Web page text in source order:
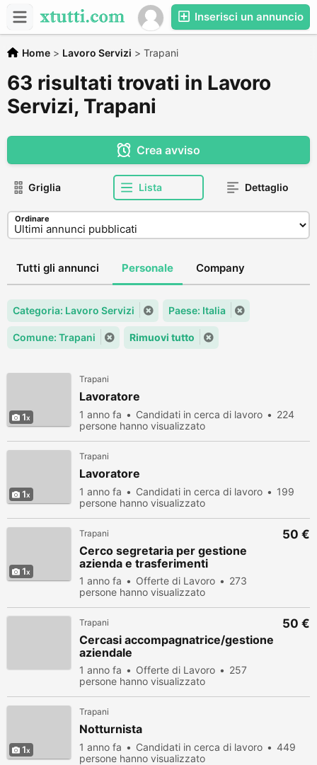
Inserisci un annuncio
Home > Lavoro Servizi > Trapani
63 risultati trovati in Lavoro
Servizi, Trapani
Crea avviso
Griglia Lista Dettaglio
Ordinare
Tutti gli annunci Personale Company
Categoria: Lavoro Servizi Paese: Italia
Comune: Trapani Rimuovi tutto
1
Trapani
Lavoratore
1 anno fa Candidati in cerca di lavoro
224
persone hanno visualizzato
1
Trapani
Lavoratore
1 anno fa Candidati in cerca di lavoro
199
persone hanno visualizzato
1
Trapani
Cerco segretaria per gestione
azienda e trasferimenti
1 anno fa Offerte di Lavoro
273
persone hanno visualizzato
50 €
Trapani
Cercasi accompagnatrice/gestione
aziendale
1 anno fa Offerte di Lavoro
257
persone hanno visualizzato
50 €
1
Trapani
Notturnista
1 anno fa Candidati in cerca di lavoro
449
persone hanno visualizzato